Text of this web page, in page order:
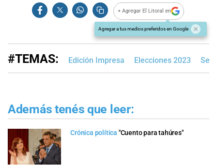
+ Agregar El Litoral en
Agregar a tus medios preferidos en Google
#TEMAS: Edición Impresa Elecciones 2023
Además tenés que leer:
Crónica política "Cuento para tahúres"